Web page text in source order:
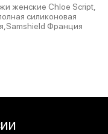
женские Chloe Script,
силиконовая
Франция